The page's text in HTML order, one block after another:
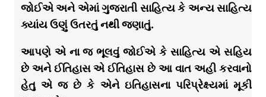
જોઈએ અને એમાં ગુજરાતી સાહિત્ય કે અન્ય સાહિત્ય
ક્યાંય ઉણું ઉતરતું નથી જણાતું.
આપણે એ ના જ ભૂલવું જોઈએ કે સાહિત્ય એ સહિય
છે અને ઈતિહાસ એ ઈતિહાસ છે આ વાત અહી કરવાનો
હેતુ એ જ છે કે એને ઇતિહાસના પરિપ્રેક્ષ્યમાં મૂકી